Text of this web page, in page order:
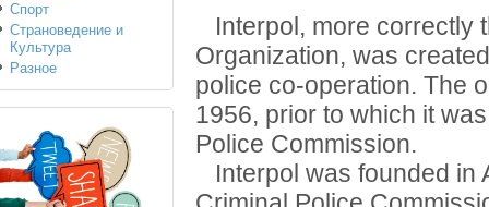
Interpol, more correctly
Organization, was
police co-operation. The
1956, prior to which it
Police Commission.
Interpol was founded in
Спорт
Страноведение и
Культура
Разное